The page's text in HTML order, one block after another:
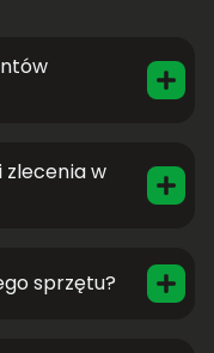
w
sprzętu?